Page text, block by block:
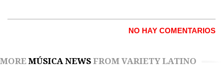
NO HAY COMENTARIOS
MORE MÚSICA NEWS FROM VARIETY LATINO